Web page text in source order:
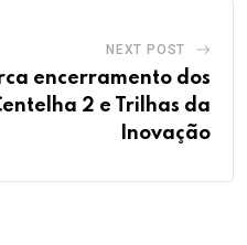
NEXT POST
encerramento dos
2 e Trilhas da
Inovação